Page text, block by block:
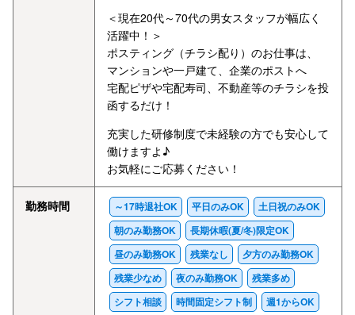
＜現在20代～70代の男女スタッフが幅広く
活躍中！＞
ポスティング（チラシ配り）のお仕事は、
マンションや一戸建て、企業のポストへ
宅配ピザや宅配寿司、不動産等のチラシを投
函するだけ！
充実した研修制度で未経験の方でも安心して
働けますよ♪
お気軽にご応募ください！
勤務時間 ～17時退社OK 平日のみOK
土日祝のみOK
朝のみ勤務OK
長期休暇(夏/冬)限定OK
昼のみ勤務OK
残業なし
夕方のみ勤務OK
残業少なめ
夜のみ勤務OK
残業多め
シフト相談
時間固定シフト制 週1からOK